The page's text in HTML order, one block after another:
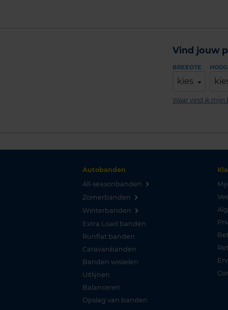
Vind jouw
BREEDTE
kies
Waar vind ik mijn
Autobanden
All-seasonbanden
Zomerbanden
Winterbanden
Extra Load banden
Runflat banden
Caravanbanden
Banden wisselen
Uitlijnen
Balanceren
Opslag van banden